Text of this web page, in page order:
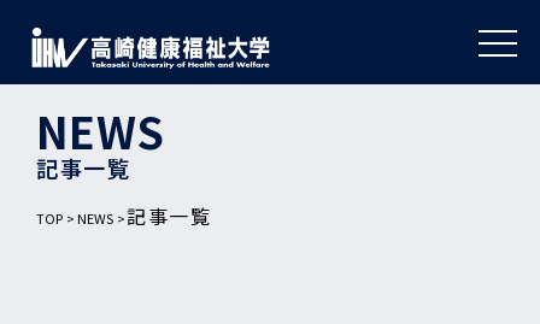
NEWS
記事一覧
TOP NEWS 記事一覧